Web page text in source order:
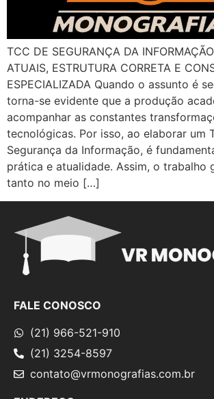
TCC DE SEGURANÇA DA
ATUAIS, ESTRUTURA CORRETA E
ESPECIALIZADA Quando o assunto é
torna-se evidente que a produção
acompanhar as constantes
tecnológicas. Por isso, ao elaborar um
Segurança da Informação, é
prática e atualidade. Assim, o trabalho
tanto no meio […]
FALE CONOSCO
(21) 966-521-910
(21) 3254-8597
contato@vrmonografias.com.br